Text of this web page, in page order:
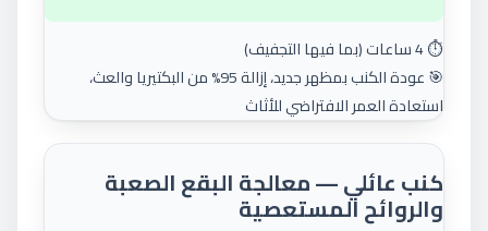
⏱️ 4 ساعات (بما فيها التجفيف)
🎯 عودة الكنب بمظهر جديد، إزالة 95% من البكتيريا والعث،
استعادة العمر الافتراضي للأثاث
كنب عائلي — معالجة البقع الصعبة
والروائح المستعصية